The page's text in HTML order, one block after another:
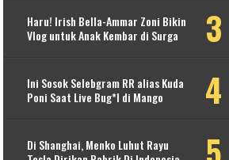
Haru! Irish Bella-Ammar Zoni Bikin
Vlog untuk Anak Kembar di Surga
Ini Sosok Selebgram RR alias Kuda
Poni Saat Live Bug*l di Mango
Di Shanghai, Menko Luhut Rayu